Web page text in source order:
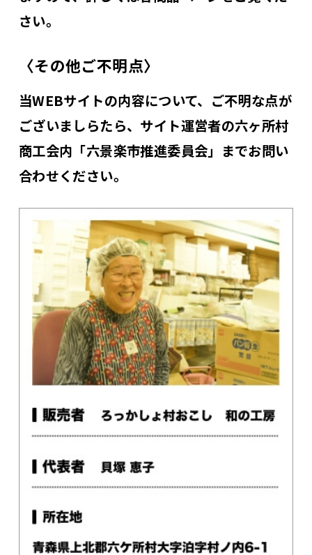
さい。
〈その他ご不明点〉
当WEBサイトの内容について、ご不明な点が
ございましらたら、サイト運営者の六ヶ所村
商工会内「六景楽市推進委員会」までお問い
合わせください。